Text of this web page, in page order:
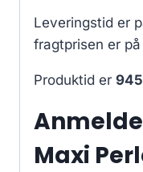
Leveringstid er
fragtprisen er
Produktid er
Maxi